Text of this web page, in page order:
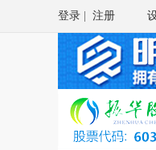
登录 注册